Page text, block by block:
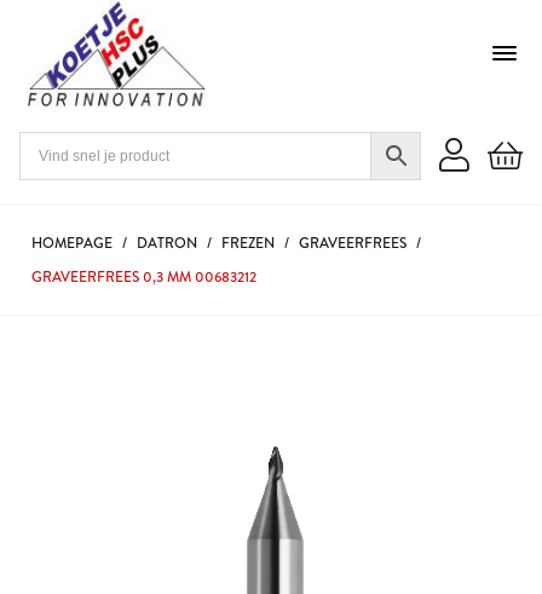
HOMEPAGE / DATRON / FREZEN / GRAVEERFREES /
GRAVEERFREES 0,3 MM 00683212